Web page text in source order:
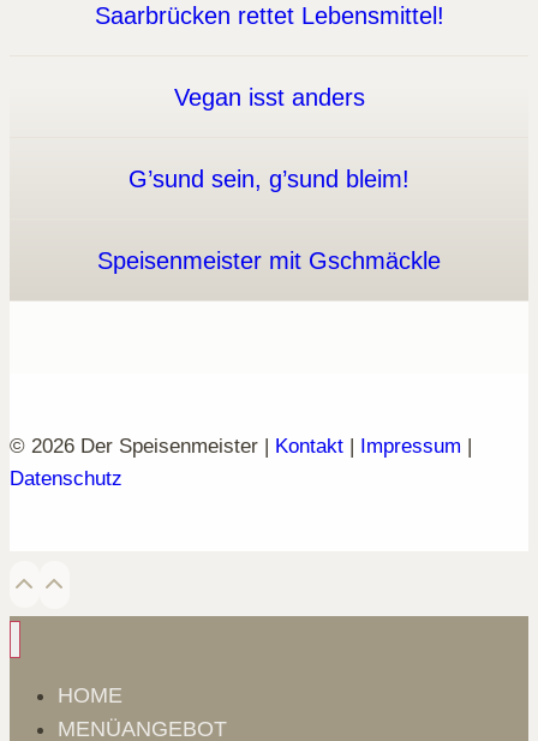
Saarbrücken rettet Lebensmittel!
Vegan isst anders
G’sund sein, g’sund bleim!
Speisenmeister mit Gschmäckle
© 2026 Der Speisenmeister | Kontakt Impressum
Datenschutz
HOME
MENÜANGEBOT